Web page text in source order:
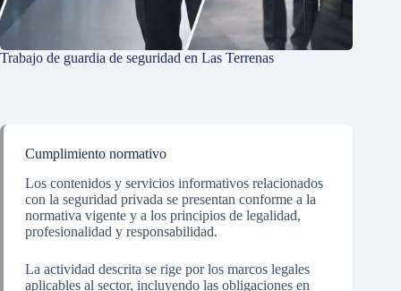
Trabajo de guardia de seguridad en Las Terrenas
Cumplimiento normativo
Los contenidos y servicios informativos relacionados
con la seguridad privada se presentan conforme a la
normativa vigente y a los principios de legalidad,
profesionalidad y responsabilidad.
La actividad descrita se rige por los marcos legales
aplicables al sector, incluyendo las obligaciones en